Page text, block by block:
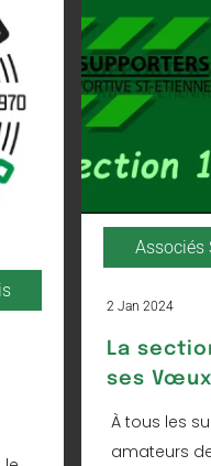
Associés
2 Jan 2024
La
ses
À tous les
amateurs